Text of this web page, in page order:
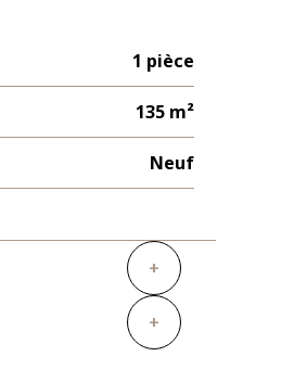
1 pièce
135 m²
Neuf
+
+